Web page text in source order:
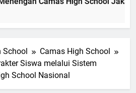
School
Camas High School
Siswa melalui Sistem
School Nasional